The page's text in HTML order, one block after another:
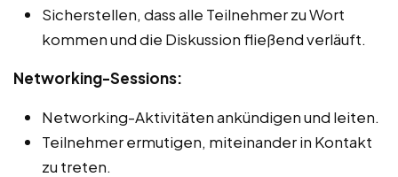
Sicherstellen, dass alle Teilnehmer zu Wort
kommen und die Diskussion fließend verläuft.
Networking-Sessions:
Networking-Aktivitäten ankündigen und leiten.
Teilnehmer ermutigen, miteinander in Kontakt
zu treten.